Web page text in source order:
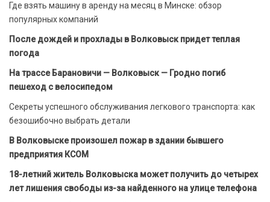
Где взять машину в аренду на месяц в Минске: обзор
популярных компаний
После дождей и прохлады в Волковыск придет теплая
погода
На трассе Барановичи — Волковыск — Гродно погиб
пешеход с велосипедом
Секреты успешного обслуживания легкового транспорта: как
безошибочно выбрать детали
В Волковыске произошел пожар в здании бывшего
предприятия КСОМ
18-летний житель Волковыска может получить до четырех
лет лишения свободы из-за найденного на улице телефона